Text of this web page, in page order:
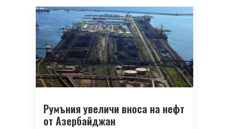
Румъния увеличи вноса на нефт
от Азербайджан